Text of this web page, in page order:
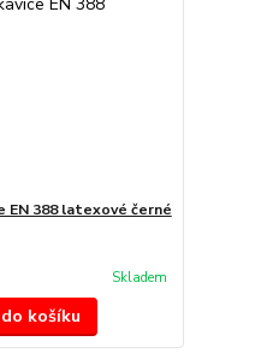
EN 388 latexové černé
Skladem
košíku